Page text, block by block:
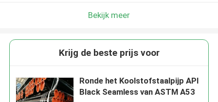
Bekijk meer
Krijg de beste prijs voor
Ronde het Koolstofstaalpijp API
Black Seamless van ASTM A53